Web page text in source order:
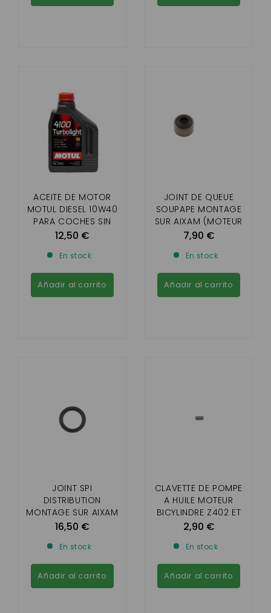
ACEITE DE MOTOR
MOTUL DIESEL 10W40
PARA COCHES SIN
CARNET
12,50 €
En stock
Añadir al carrito
JOINT DE QUEUE
SOUPAPE MONTAGE
SUR AIXAM (MOTEUR
BICYLINDRE Z402 ET
7,90 €
En stock
Añadir al carrito
JOINT SPI
DISTRIBUTION
MONTAGE SUR AIXAM
(MOTEUR BICYLINDRE
16,50 €
En stock
Añadir al carrito
CLAVETTE DE POMPE
A HUILE MOTEUR
BICYLINDRE Z402 ET
Z482)
2,90 €
En stock
Añadir al carrito